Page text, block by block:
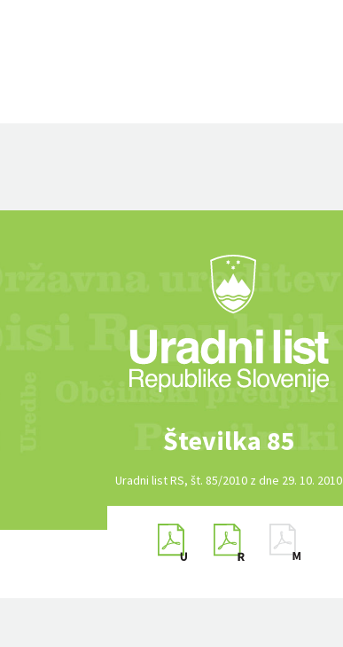
Številka 85
Uradni list RS, št. 85/2010 z dne 29. 10. 2010